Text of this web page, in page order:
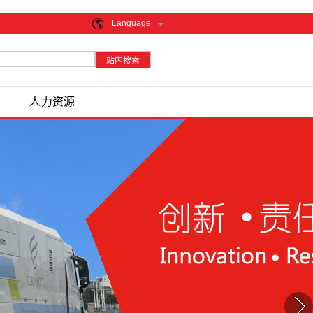
Language
人力资源